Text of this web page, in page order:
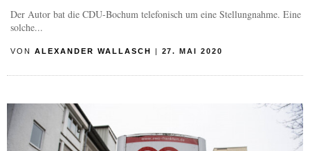
Der Autor bat die CDU-Bochum telefonisch um eine Stellungnahme. Eine
solche...
VON ALEXANDER WALLASCH | 27. MAI 2020